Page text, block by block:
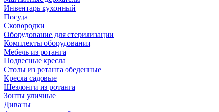
Инвентарь кухонный
Посуда
Сковородки
Оборудование для стерилизации
Комплекты оборудования
Мебель из ротанга
Подвесные кресла
Столы из ротанга обеденные
Кресла садовые
Шезлонги из ротанга
Зонты уличные
Диваны